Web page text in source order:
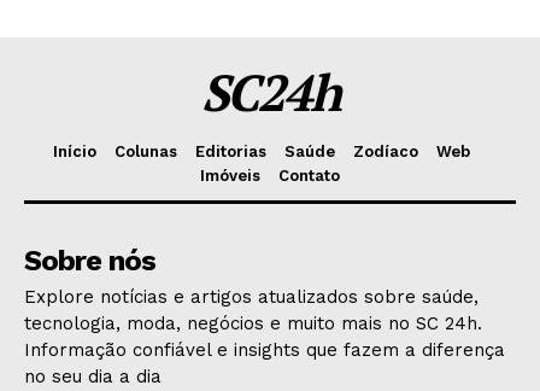
SC24h
Início Colunas Editorias Saúde Zodíaco
Web
Imóveis
Contato
Sobre nós
Explore notícias e artigos atualizados sobre saúde,
tecnologia, moda, negócios e muito mais no SC 24h.
Informação confiável e insights que fazem a diferença
no seu dia a dia